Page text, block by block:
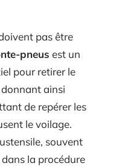
pas être
pneus est un
pour retirer le
ainsi
de repérer les
le voilage.
souvent
la procédure